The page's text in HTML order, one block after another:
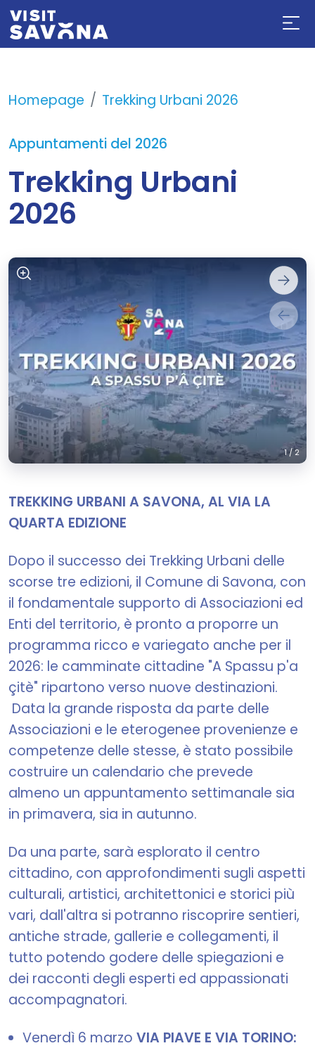
Homepage Trekking Urbani 2026
Appuntamenti del 2026
Trekking Urbani
2026
1/2
TREKKING URBANI A SAVONA, AL VIA LA
QUARTA EDIZIONE
Dopo il successo dei Trekking Urbani delle
scorse tre edizioni, il Comune di Savona, con
il fondamentale supporto di Associazioni ed
Enti del territorio, è pronto a proporre un
programma ricco e variegato anche per il
2026: le camminate cittadine "A Spassu p'a
çitè" ripartono verso nuove destinazioni.
Data la grande risposta da parte delle
Associazioni e le eterogenee provenienze e
competenze delle stesse, è stato possibile
costruire un calendario che prevede
almeno un appuntamento settimanale sia
in primavera, sia in autunno.
Da una parte, sarà esplorato il centro
cittadino, con approfondimenti sugli aspetti
culturali, artistici, architettonici e storici più
vari, dall'altra si potranno riscoprire sentieri,
antiche strade, gallerie e collegamenti, il
tutto potendo godere delle spiegazioni e
dei racconti degli esperti ed appassionati
accompagnatori.
Venerdì 6 marzo VIA PIAVE E VIA TORINO: